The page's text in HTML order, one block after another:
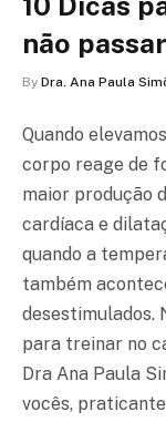
não
By Dra. Ana Paula
Quando
corpo reage de
maior produção
cardíaca e
quando a
também
desestimulados.
para treinar no
Dra Ana Paula
vocês,